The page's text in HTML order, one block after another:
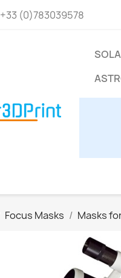
+33 (0)783039578
Focus Masks Masks